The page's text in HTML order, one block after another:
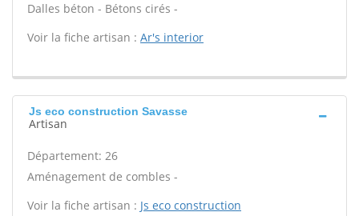
Dalles béton - Bétons cirés -
Voir la fiche artisan : Ar's interior
Js eco construction Savasse
Artisan
Département: 26
Aménagement de combles -
Voir la fiche artisan : Js eco construction